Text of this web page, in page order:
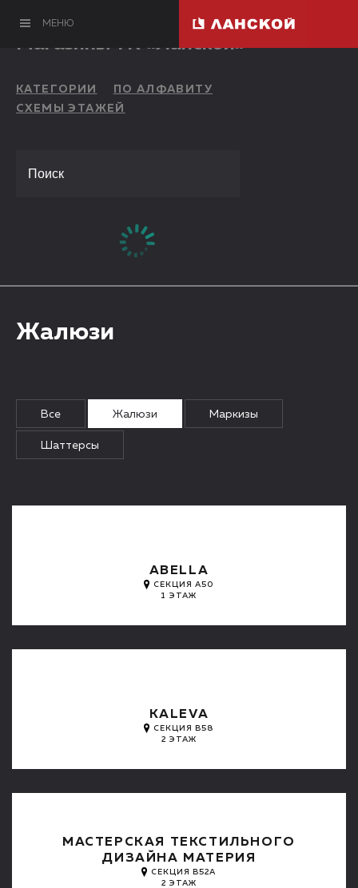
МЕНЮ
Магазины ТК «Ланской»
КАТЕГОРИИ
ПО АЛФАВИТУ
СХЕМЫ ЭТАЖЕЙ
Жалюзи
Все Жалюзи Маркизы
Шаттерсы
ABELLA
СЕКЦИЯ А50
1 ЭТАЖ
KALEVA
СЕКЦИЯ B58
2 ЭТАЖ
МАСТЕРСКАЯ ТЕКСТИЛЬНОГО
ДИЗАЙНА МАТЕРИЯ
СЕКЦИЯ B52A
2 ЭТАЖ